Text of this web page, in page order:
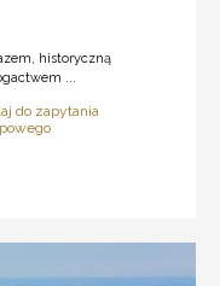
historyczną
...